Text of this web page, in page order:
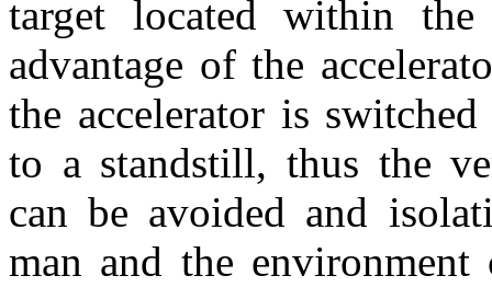
target located within the
advantage of the
the accelerator is
to a standstill, thus the
can be avoided and
man and the environment